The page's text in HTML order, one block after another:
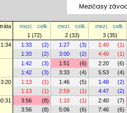
Mezičasy
mezi. celk. mezi. celk. mezi.
celk.
1 (72) 2 (33)
3 (35)
1:33 (2) 1:27 (3) 1:40
(1)
1:33 (2) 3:00 (2) 4:40
(1)
1:42 (3) 1:51 (6) 2:20
(6)
1:42 (3) 3:33 (4) 5:53
(4)
1:13 (1) 1:46 (5) 1:48
(2)
1:13 (1) 2:59 (1) 4:47
(2)
3:56 (8) 1:10 (1) 2:40
(7)
3:56 (8) 5:06 (6) 7:46
(6)